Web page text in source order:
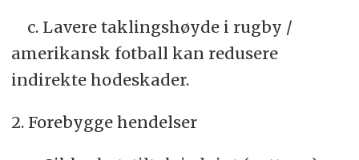
c. Lavere taklingshøyde i rugby /
amerikansk fotball kan redusere
indirekte hodeskader.
2. Forebygge hendelser